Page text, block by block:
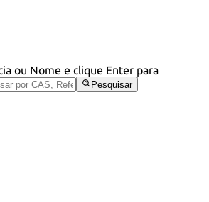
ou Nome e clique Enter para
Pesquisar